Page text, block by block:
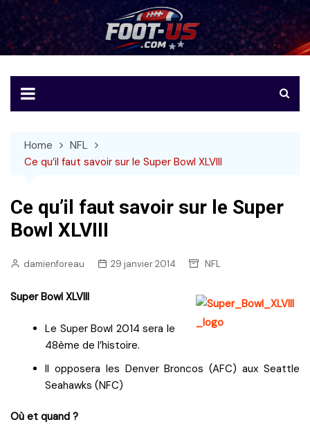
to
content
Foot-US
Le football américain en français
Home
NFL
Ce qu’il faut savoir sur le Super Bowl XLVIII
Ce qu’il faut savoir sur le Super
Bowl XLVIII
damienforeau 29 janvier 2014 NFL
Super Bowl XLVIII
Le Super Bowl 2014 sera le
48ème de l’histoire.
Il opposera les Denver Broncos (AFC) aux Seattle
Seahawks (NFC)
Où et quand ?